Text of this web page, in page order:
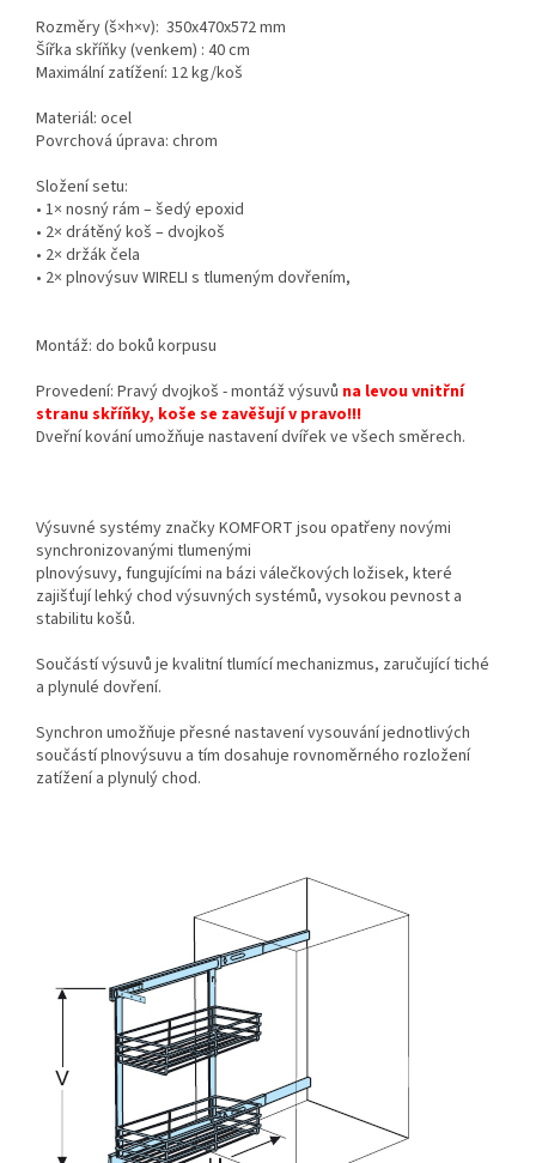
Rozměry (š×h×v): 350x470x572 mm
Šířka skříňky (venkem) : 40 cm
Maximální zatížení: 12 kg/koš
Materiál: ocel
Povrchová úprava: chrom
Složení setu:
• 1× nosný rám – šedý epoxid
• 2× drátěný koš – dvojkoš
• 2× držák čela
• 2× plnovýsuv WIRELI s tlumeným dovřením,
Montáž: do boků korpusu
Provedení: Pravý dvojkoš - montáž výsuvů na levou vnitřní
stranu skříňky, koše se zavěšují v pravo!!!
Dveřní kování umožňuje nastavení dvířek ve všech směrech.
Výsuvné systémy značky KOMFORT jsou opatřeny novými
synchronizovanými tlumenými
plnovýsuvy, fungujícími na bázi válečkových ložisek, které
zajišťují lehký chod výsuvných systémů, vysokou pevnost a
stabilitu košů.
Součástí výsuvů je kvalitní tlumící mechanizmus, zaručující tiché
a plynulé dovření.
Synchron umožňuje přesné nastavení vysouvání jednotlivých
součástí plnovýsuvu a tím dosahuje rovnoměrného rozložení
zatížení a plynulý chod.